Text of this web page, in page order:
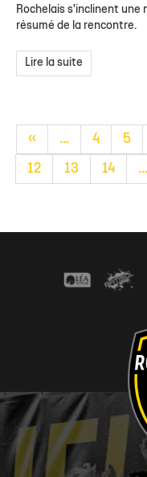
Rochelais s'inclinent une
résumé de la rencontre.
Lire la suite
« ... 4 5
12 13 14 ...